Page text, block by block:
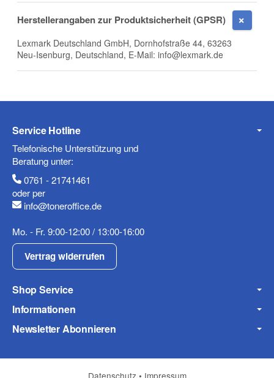
Mobiltelefon
Frage zum Artikel
Ihre Frage
Herstellerangaben zur Produktsicherheit (GPSR)
Lexmark Deutschland GmbH, Dornhofstraße 44, 63263
Neu-Isenburg, Deutschland, E-Mail: info@lexmark.de
Service Hotline
Telefonische Unterstützung und
Beratung unter:
0761 - 21741461
oder per
info@toneroffice.de
Mo. - Fr. 9:00-12:00 / 13:00-16:00
Vertrag widerrufen
Shop Service
Informationen
Newsletter Abonnieren